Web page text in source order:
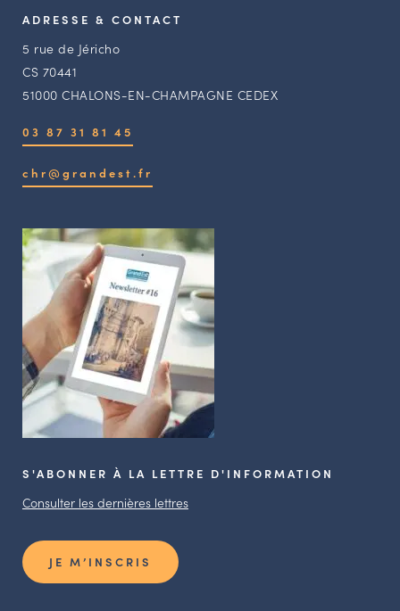
ADRESSE & CONTACT
5 rue de Jéricho
CS 70441
51000 CHALONS-EN-CHAMPAGNE CEDEX
03 87 31 81 45
chr@grandest.fr
S'ABONNER À LA LETTRE D'INFORMATION
Consulter les dernières lettres
JE M’INSCRIS